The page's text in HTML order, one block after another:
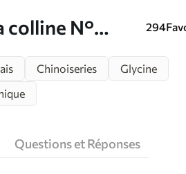
colline N°
294
Chinoiseries
Glycine
Questions et Réponses